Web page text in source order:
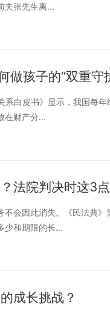
夫张先生离...
做孩子的“双重守
白皮书》显示，我国每
在财产分...
法院判决时这3
会因此消失。《民法典
少和期限的长...
成长挑战？